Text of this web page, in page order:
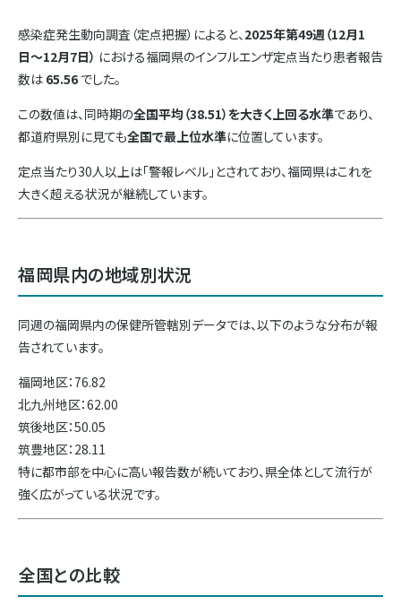
感染症発生動向調査（定点把握）によると、2025年第49週（12月1
日〜12月7日） における福岡県のインフルエンザ定点当たり患者報告
数は 65.56 でした。
この数値は、同時期の全国平均（38.51）を大きく上回る水準であり、
都道府県別に見ても全国で最上位水準に位置しています。
定点当たり30人以上は「警報レベル」とされており、福岡県はこれを
大きく超える状況が継続しています。
福岡県内の地域別状況
同週の福岡県内の保健所管轄別データでは、以下のような分布が報
告されています。
福岡地区：76.82
北九州地区：62.00
筑後地区：50.05
筑豊地区：28.11
特に都市部を中心に高い報告数が続いており、県全体として流行が
強く広がっている状況です。
全国との比較